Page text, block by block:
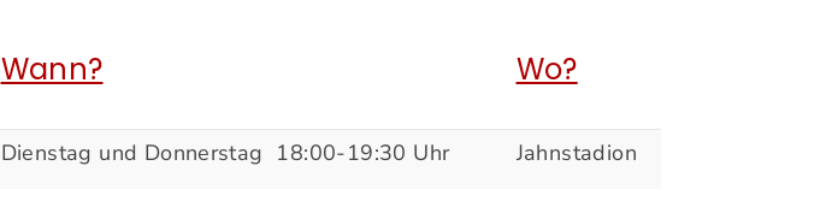
Wann? Wo?
Dienstag und Donnerstag 18:00-19:30 Uhr Jahnstadion